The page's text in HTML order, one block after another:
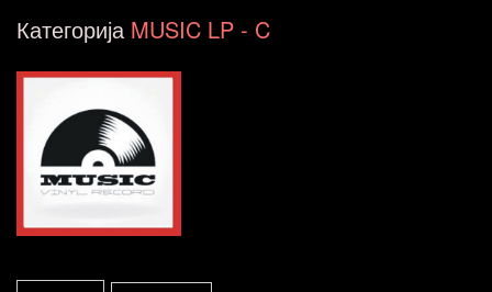
Greatest
DE
Категорија MUSIC LP - C